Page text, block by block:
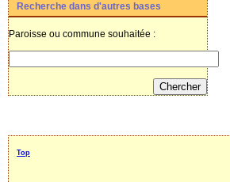
Recherche dans d'autres bases
Paroisse ou commune souhaitée :
Top